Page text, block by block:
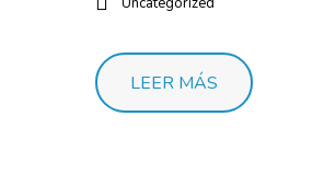
LEER MÁS